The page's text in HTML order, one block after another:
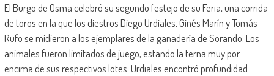
El Burgo de Osma celebró su segundo festejo de su Feria, una corrida
de toros en la que los diestros Diego Urdiales, Ginés Marín y Tomás
Rufo se midieron a los ejemplares de la ganadería de Sorando. Los
animales fueron limitados de juego, estando la terna muy por
encima de sus respectivos lotes. Urdiales encontró profundidad